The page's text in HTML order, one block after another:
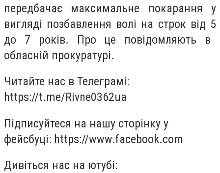
передбачає максимальне покарання у
вигляді позбавлення волі на строк від 5
до 7 років. Про це повідомляють в
обласній прокуратурі.
Читайте нас в Телеграмі:
https://t.me/Rivne0362ua
Підписуйтеся на нашу сторінку у
фейсбуці: https://www.facebook.com
Дивіться нас на ютубі: